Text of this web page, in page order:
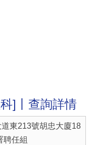
]丨查詢詳情
東213號胡忠大廈18
聘任組